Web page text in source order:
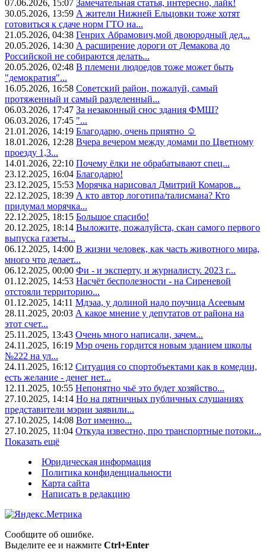
07.06.2026, 15:07 Замечательная статья, интересно, лайк!
30.05.2026, 13:59 А жители Нижней Ельцовки тоже хотят
готовиться к сдаче норм ГТО на...
21.05.2026, 04:38 Генрих Абрамович,мой двоюродный дед...
20.05.2026, 14:30 А расширение дороги от Демакова до
Российской не собираются делать...
20.05.2026, 02:48 В племени людоедов тоже может быть
"демократия"...
16.05.2026, 16:58 Советский район, пожалуй, самый
протяженный и самый разделенный...
06.03.2026, 17:47 За незаконный снос здания ФМШ?
06.03.2026, 17:45 "...
21.01.2026, 14:19 Благодарю, очень приятно ☺️
18.01.2026, 12:28 Вчера вечером между домами по Цветному
проезду 1,3...
14.01.2026, 22:10 Почему ёлки не обрабатывают спец...
23.12.2025, 16:04 Благодарю!
23.12.2025, 15:53 Морячка нарисовал Дмитрий Комаров...
22.12.2025, 18:39 А кто автор логотипа/талисмана? Кто
придумал морячка...
22.12.2025, 18:15 Большое спасибо!
20.12.2025, 18:14 Выложите, пожалуйста, скан самого первого
выпуска газеты...
06.12.2025, 14:00 В жизни человек, как часть животного мира,
много что делает...
06.12.2025, 00:00 Фи - и эксперту, и журналисту. 2023 г...
01.12.2025, 14:53 Насчёт бесполезности - на Сиреневой
отстояли территорию...
01.12.2025, 14:11 Мдэаа, у долиной надо поучица Асеевым
28.11.2025, 20:03 А какое мнение у депутатов от района на
этот счет...
25.11.2025, 13:43 Очень много написали, зачем...
24.11.2025, 16:19 Мэр очень гордится новым зданием школы
№222 на ул...
24.11.2025, 16:12 Ситуация со спортобъектами как в комедии,
есть желание - денег нет...
12.11.2025, 10:55 Непонятно чьё это будет хозяйство...
27.10.2025, 14:14 Но на пятничных публичных слушаниях
представители мэрии заявили...
27.10.2025, 14:08 Вот именно...
27.10.2025, 11:04 Откуда известно, про транспортные потоки...
Показать ещё
Юридическая информация
Политика конфиденциальности
Карта сайта
Написать в редакцию
Сообщите об ошибке.
Выделите ее и нажмите Ctrl+Enter